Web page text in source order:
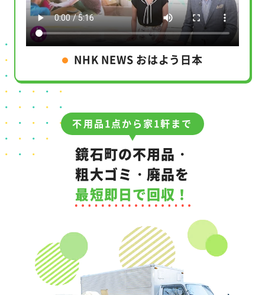
NHK NEWS おはよう日本
不用品1点から家1軒まで
鏡石町の不用品・
粗大ゴミ・廃品を
最短即日で回収！